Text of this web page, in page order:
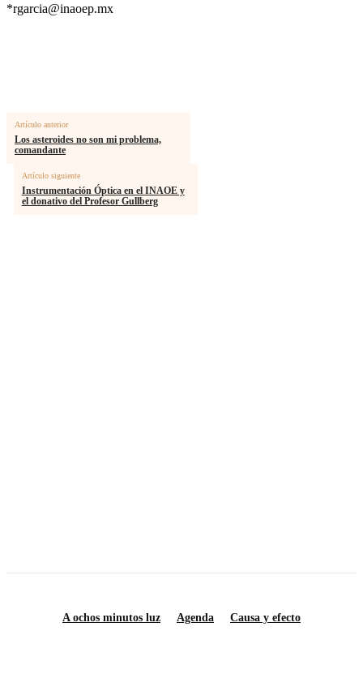
*rgarcia@inaoep.mx
Artículo anterior
Los asteroides no son mi problema,
comandante
Artículo siguiente
Instrumentación Óptica en el INAOE y
el donativo del Profesor Gullberg
A ochos minutos luz Agenda Causa y efecto